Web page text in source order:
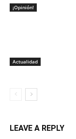
¡Opinión!
Actualidad
LEAVE A REPLY